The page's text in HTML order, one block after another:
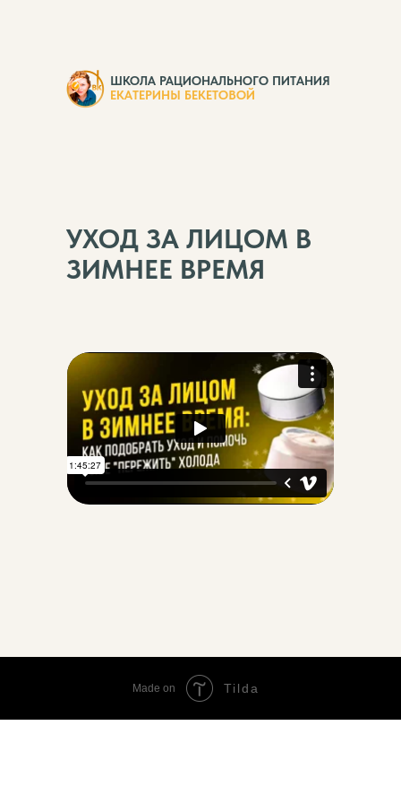
УХОД ЗА ЛИЦОМ В
ЗИМНЕЕ ВРЕМЯ
ШКОЛА РАЦИОНАЛЬНОГО ПИТАНИЯ
ЕКАТЕРИНЫ БЕКЕТОВОЙ
Made on Tilda